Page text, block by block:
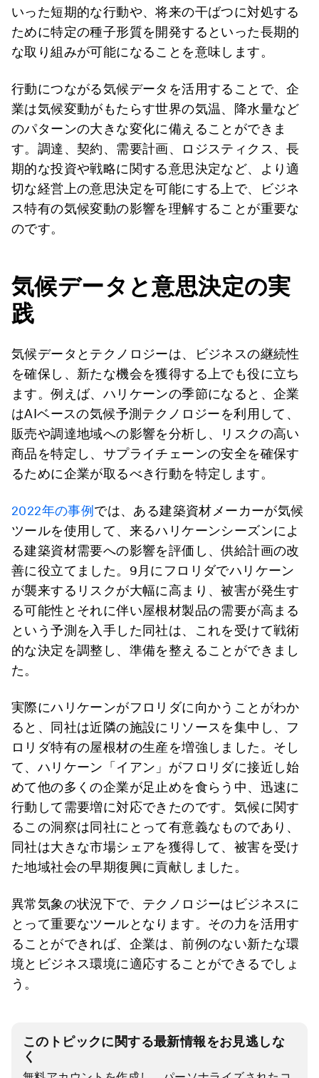
いった短期的な行動や、将来の干ばつに対処する
ために特定の種子形質を開発するといった長期的
な取り組みが可能になることを意味します。
行動につながる気候データを活用することで、企
業は気候変動がもたらす世界の気温、降水量など
のパターンの大きな変化に備えることができま
す。調達、契約、需要計画、ロジスティクス、長
期的な投資や戦略に関する意思決定など、より適
切な経営上の意思決定を可能にする上で、ビジネ
ス特有の気候変動の影響を理解することが重要な
のです。
気候データと意思決定の実
践
気候データとテクノロジーは、ビジネスの継続性
を確保し、新たな機会を獲得する上でも役に立ち
ます。例えば、ハリケーンの季節になると、企業
はAIベースの気候予測テクノロジーを利用して、
販売や調達地域への影響を分析し、リスクの高い
商品を特定し、サプライチェーンの安全を確保す
るために企業が取るべき行動を特定します。
2022年の事例 では、ある建築資材メーカーが気候
ツールを使用して、来るハリケーンシーズンによ
る建築資材需要への影響を評価し、供給計画の改
善に役立てました。9月にフロリダでハリケーン
が襲来するリスクが大幅に高まり、被害が発生す
る可能性とそれに伴い屋根材製品の需要が高まる
という予測を入手した同社は、これを受けて戦術
的な決定を調整し、準備を整えることができまし
た。
実際にハリケーンがフロリダに向かうことがわか
ると、同社は近隣の施設にリソースを集中し、フ
ロリダ特有の屋根材の生産を増強しました。そし
て、ハリケーン「イアン」がフロリダに接近し始
めて他の多くの企業が足止めを食らう中、迅速に
行動して需要増に対応できたのです。気候に関す
るこの洞察は同社にとって有意義なものであり、
同社は大きな市場シェアを獲得して、被害を受け
た地域社会の早期復興に貢献しました。
異常気象の状況下で、テクノロジーはビジネスに
とって重要なツールとなります。その力を活用す
ることができれば、企業は、前例のない新たな環
境とビジネス環境に適応することができるでしょ
う。
このトピックに関する最新情報をお見逃しな
く